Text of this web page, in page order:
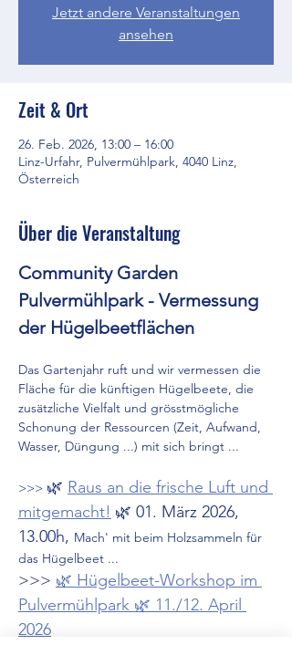
Jetzt andere Veranstaltungen
ansehen
Zeit & Ort
26. Feb. 2026, 13:00 – 16:00
Linz-Urfahr, Pulvermühlpark, 4040 Linz,
Österreich
Über die Veranstaltung
Community Garden
Pulvermühlpark - Vermessung
der Hügelbeetflächen
Das Gartenjahr ruft und wir vermessen die
Fläche für die künftigen Hügelbeete, die
zusätzliche Vielfalt und grösstmögliche
Schonung der Ressourcen (Zeit, Aufwand,
Wasser, Düngung ...) mit sich bringt ...
>>> 🌿 Raus an die frische Luft und
mitgemacht! 🌿 01. März 2026,
13.00h, Mach' mit beim Holzsammeln für
das Hügelbeet ...
>>> 🌿 Hügelbeet-Workshop im
Pulvermühlpark 🌿 11./12. April
2026